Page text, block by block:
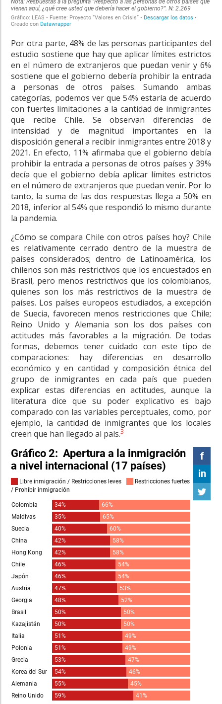
Por otra parte, 48% de las personas participantes del
estudio sostiene que hay que aplicar límites estrictos
en el número de extranjeros que puedan venir y 6%
sostiene que el gobierno debería prohibir la entrada
a personas de otros países. Sumando ambas
categorías, podemos ver que 54% estaría de acuerdo
con fuertes limitaciones a la cantidad de inmigrantes
que recibe Chile. Se observan diferencias de
intensidad y de magnitud importantes en la
disposición general a recibir inmigrantes entre 2018 y
2021. En efecto, 11% afirmaba que el gobierno debía
prohibir la entrada a personas de otros países y 39%
decía que el gobierno debía aplicar límites estrictos
en el número de extranjeros que puedan venir. Por lo
tanto, la suma de las dos respuestas llega a 50% en
2018, inferior al 54% que respondió lo mismo durante
la pandemia.
¿Cómo se compara Chile con otros países hoy? Chile
es relativamente cerrado dentro de la muestra de
países considerados; dentro de Latinoamérica, los
chilenos son más restrictivos que los encuestados en
Brasil, pero menos restrictivos que los colombianos,
quienes son los más restrictivos de la muestra de
países. Los países europeos estudiados, a excepción
de Suecia, favorecen menos restricciones que Chile;
Reino Unido y Alemania son los dos países con
actitudes más favorables a la migración. De todas
formas, debemos tener cuidado con este tipo de
comparaciones: hay diferencias en desarrollo
económico y en cantidad y composición étnica del
grupo de inmigrantes en cada país que pueden
explicar estas diferencias en actitudes, aunque la
literatura dice que su poder explicativo es bajo
comparado con las variables perceptuales, como, por
ejemplo, la cantidad de inmigrantes que los locales
creen que han llegado al país.3